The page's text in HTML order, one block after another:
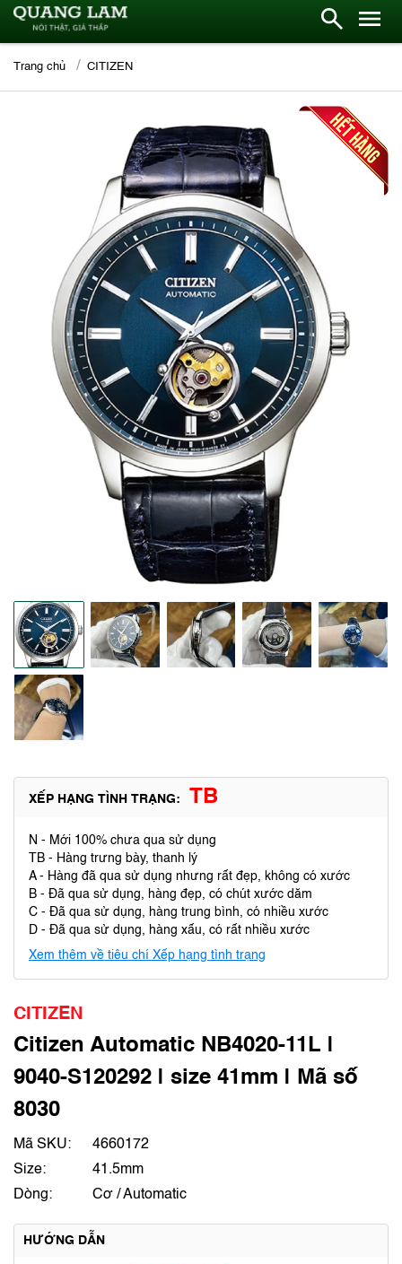
Trang chủ CITIZEN
XẾP HẠNG TÌNH TRẠNG: TB
N - Mới 100% chưa qua sử dụng
TB - Hàng trưng bày, thanh lý
A - Hàng đã qua sử dụng nhưng rất đẹp, không có xước
B - Đã qua sử dụng, hàng đẹp, có chút xước dăm
C - Đã qua sử dụng, hàng trung bình, có nhiều xước
D - Đã qua sử dụng, hàng xấu, có rất nhiều xước
Xem thêm về tiêu chí Xếp hạng tình trạng
CITIZEN
Citizen Automatic NB4020-11L |
9040-S120292 | size 41mm | Mã số
8030
Mã SKU:
4660172
Size:
41.5mm
Dòng:
Cơ / Automatic
HƯỚNG DẪN